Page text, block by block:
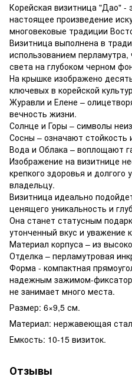
Корейская визитница "Дао" -
настоящее произведение
многовековые традиции
Визитница выполнена в
использованием перламутра,
света на глубоком черном
На крышке изображено
ключевых в корейской
Журавли и Елене –
вечность жизни.
Солнце и Горы – символы
Сосны – означают стойкость
Вода и Облака – воплощают
Изображение на визитнице
крепкого здоровья и долгого
владельцу.
Визитница идеально
ценящего уникальность и
Она станет статусным
утонченный вкус и уважение
Материал корпуса – из
Отделка – перламутровая
Форма - компактная
надежным зажимом-
не занимает много места.
Размер: 6×9,5 см.
Материал: нержавеющая
Емкость: 10-15 визиток.
Отзывы